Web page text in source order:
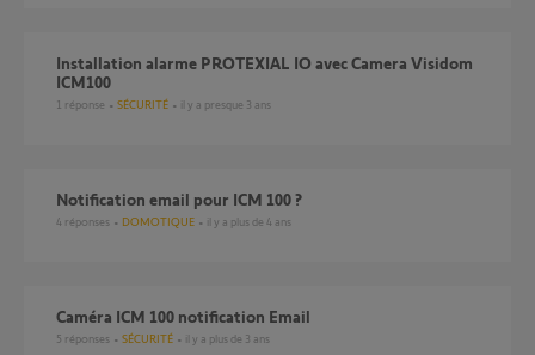
Installation alarme PROTEXIAL IO avec Camera Visidom
ICM100
1 réponse SÉCURITÉ il y a presque 3 ans
Notification email pour ICM 100 ?
4 réponses DOMOTIQUE il y a plus de 4 ans
Caméra ICM 100 notification Email
5 réponses SÉCURITÉ il y a plus de 3 ans